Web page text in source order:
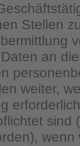
Stellen
an
weiter,
sind